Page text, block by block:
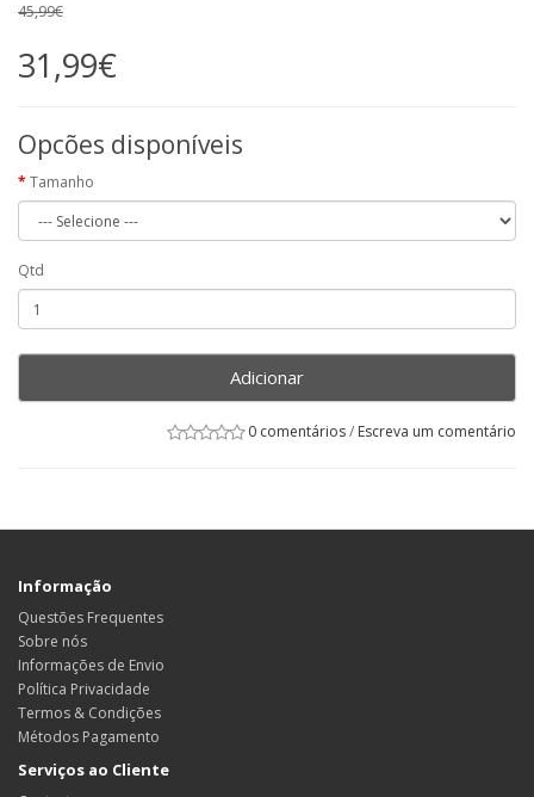
45,99€
31,99€
Opcões disponíveis
Tamanho
Qtd
Adicionar
0 comentários/ Escreva um comentário
Informação
Questões Frequentes
Sobre nós
Informações de Envio
Política Privacidade
Termos & Condições
Métodos Pagamento
Serviços ao Cliente